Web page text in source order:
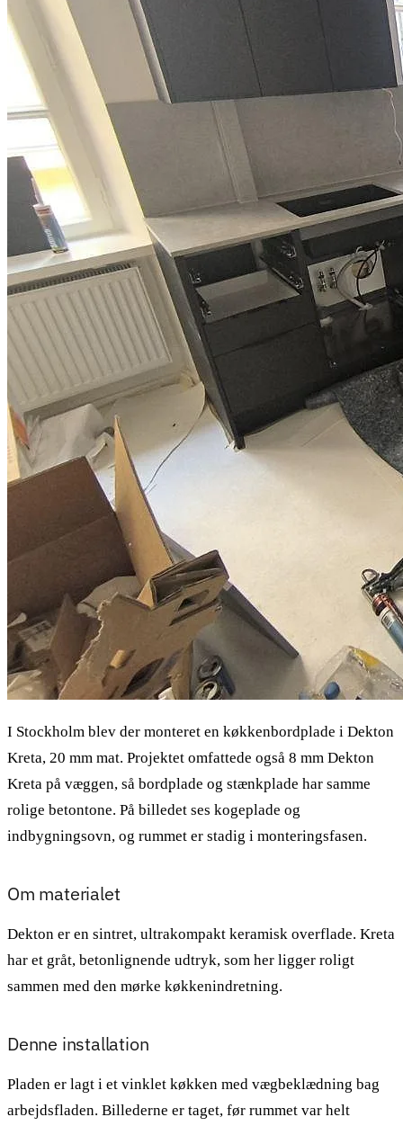
I Stockholm blev der monteret en køkkenbordplade i Dekton
Kreta, 20 mm mat. Projektet omfattede også 8 mm Dekton
Kreta på væggen, så bordplade og stænkplade har samme
rolige betontone. På billedet ses kogeplade og
indbygningsovn, og rummet er stadig i monteringsfasen.
Om materialet
Dekton er en sintret, ultrakompakt keramisk overflade. Kreta
har et gråt, betonlignende udtryk, som her ligger roligt
sammen med den mørke køkkenindretning.
Denne installation
Pladen er lagt i et vinklet køkken med vægbeklædning bag
arbejdsfladen. Billederne er taget, før rummet var helt